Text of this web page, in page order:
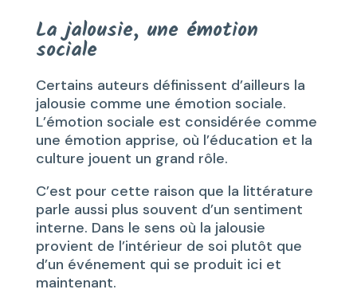
La jalousie, une émotion
sociale
Certains auteurs définissent d’ailleurs la
jalousie comme une émotion sociale.
L’émotion sociale est considérée comme
une émotion apprise, où l’éducation et la
culture jouent un grand rôle.
C’est pour cette raison que la littérature
parle aussi plus souvent d’un sentiment
interne. Dans le sens où la jalousie
provient de l’intérieur de soi plutôt que
d’un événement qui se produit ici et
maintenant.